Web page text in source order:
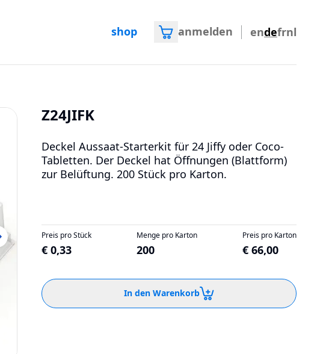
shop anmelden endefrnl
Z24JIFK
Deckel Aussaat-Starterkit für 24 Jiffy oder Coco-
Tabletten. Der Deckel hat Öffnungen (Blattform)
zur Belüftung. 200 Stück pro Karton.
Preis pro Stück
€ 0,33
Menge pro Karton
200
Preis pro Karton
€ 66,00
In den Warenkorb